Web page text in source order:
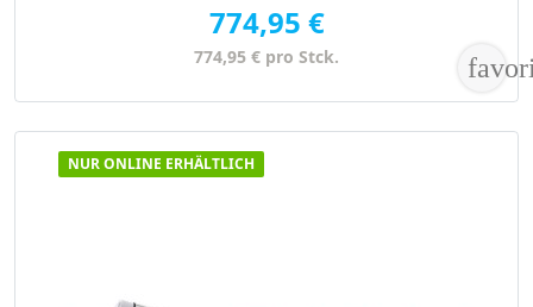
774,95 €
774,95 € pro Stck.
NUR ONLINE ERHÄLTLICH